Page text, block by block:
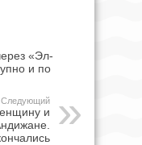
«Эл-
и по
Следующий
и